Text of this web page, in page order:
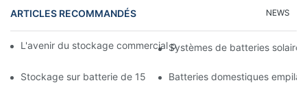
ARTICLES RECOMMANDÉS NEWS
L'avenir du stockage commercial par batterie : tendances et
Systèmes de batteries
Stockage sur batterie de 15 kW : alimentez votre avenir en
Batteries domestiques